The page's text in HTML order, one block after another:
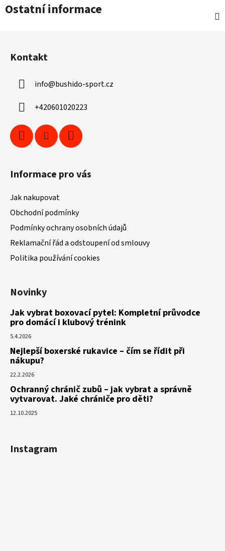
Ostatní informace
Kontakt
info@bushido-sport.cz
+420601020223
Informace pro vás
Jak nakupovat
Obchodní podmínky
Podmínky ochrany osobních údajů
Reklamační řád a odstoupení od smlouvy
Politika používání cookies
Novinky
Jak vybrat boxovací pytel: Kompletní průvodce
pro domácí i klubový trénink
5.4.2026
Nejlepší boxerské rukavice – čím se řídit při
nákupu?
22.2.2026
Ochranný chránič zubů – jak vybrat a správně
vytvarovat. Jaké chrániče pro děti?
12.10.2025
Instagram